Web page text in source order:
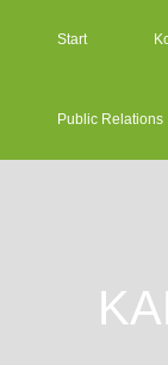
Start
Public Relations